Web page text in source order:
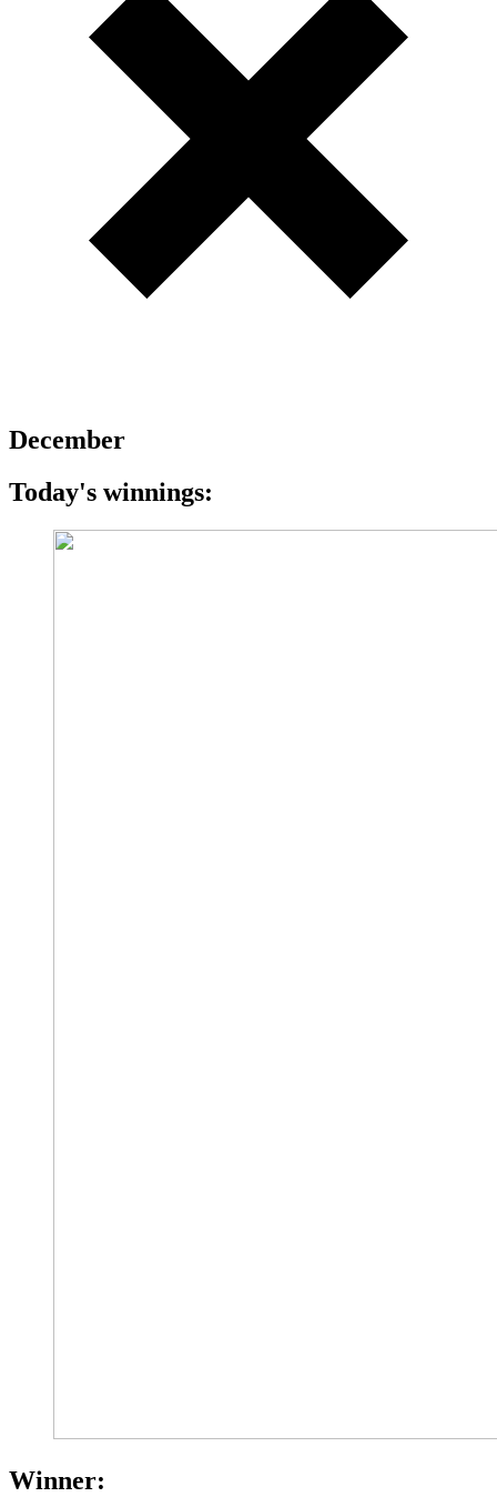
December
Today's winnings:
Winner: